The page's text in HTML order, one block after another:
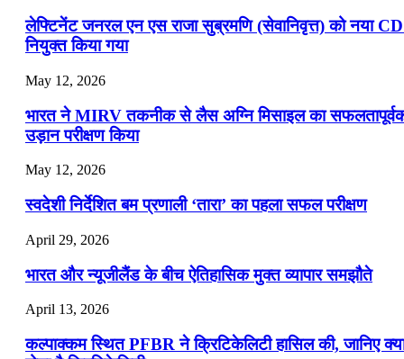
लेफ्टिनेंट जनरल एन एस राजा सुब्रमणि (सेवानिवृत्त) को नया
नियुक्त किया गया
May 12, 2026
भारत ने MIRV तकनीक से लैस अग्नि मिसाइल का
उड़ान परीक्षण किया
May 12, 2026
स्वदेशी निर्देशित बम प्रणाली ‘तारा’ का पहला सफल परीक्षण
April 29, 2026
भारत और न्यूजीलैंड के बीच ऐतिहासिक मुक्त व्यापार समझौते
April 13, 2026
कल्पाक्कम स्थित PFBR ने क्रिटिकेलिटी हासिल की, जानिए